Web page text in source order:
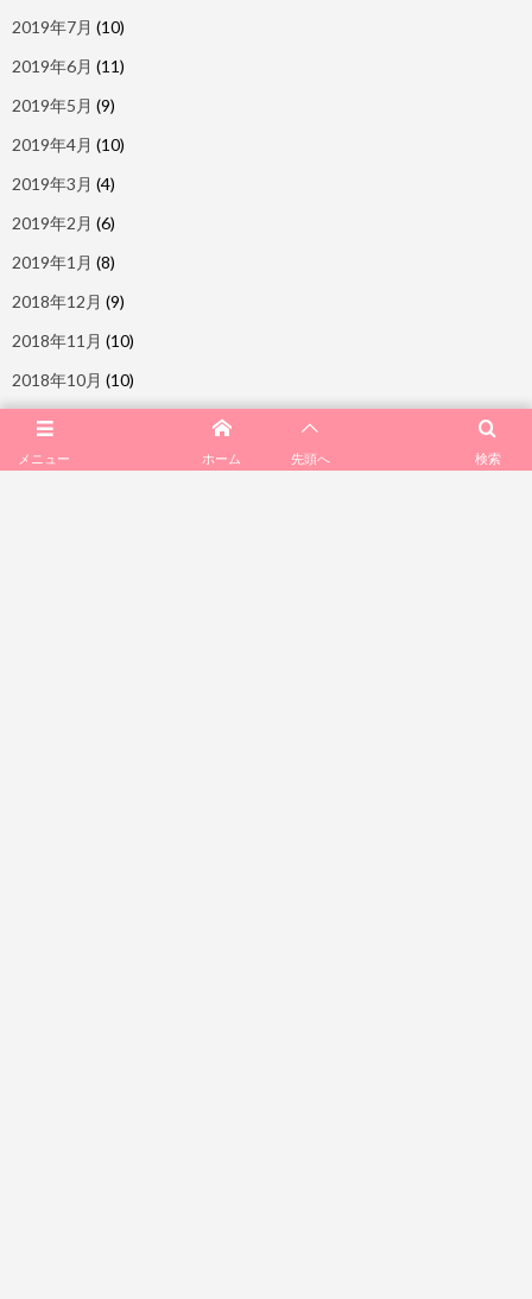
2019年7月 (10)
2019年6月 (11)
2019年5月 (9)
2019年4月 (10)
2019年3月 (4)
2019年2月 (6)
2019年1月 (8)
2018年12月 (9)
2018年11月 (10)
2018年10月 (10)
2018年9月
2018年8月
メニュー 検索
ホーム 先頭へ